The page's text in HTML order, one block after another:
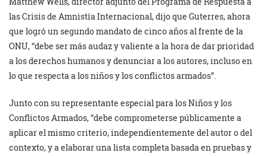
las Crisis de Amnistía Internacional, dijo que Guterres, ahora
que logró un segundo mandato de cinco años al frente de la
ONU, “debe ser más audaz y valiente a la hora de dar prioridad
a los derechos humanos y denunciar a los autores, incluso en
lo que respecta a los niños y los conflictos armados”.
Junto con su representante especial para los Niños y los
Conflictos Armados, “debe comprometerse públicamente a
aplicar el mismo criterio, independientemente del autor o del
contexto, y a elaborar una lista completa basada en pruebas y